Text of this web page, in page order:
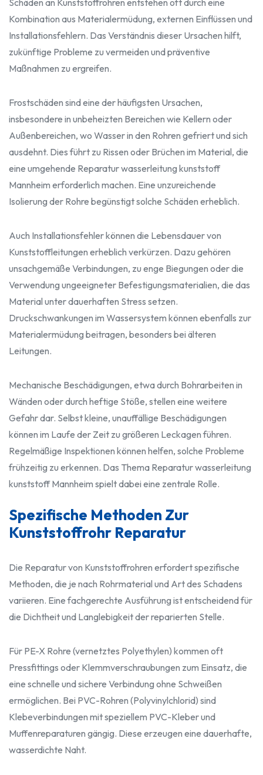
Schäden an Kunststoffrohren entstehen oft durch eine
Kombination aus Materialermüdung, externen Einflüssen und
Installationsfehlern. Das Verständnis dieser Ursachen hilft,
zukünftige Probleme zu vermeiden und präventive
Maßnahmen zu ergreifen.
Frostschäden sind eine der häufigsten Ursachen,
insbesondere in unbeheizten Bereichen wie Kellern oder
Außenbereichen, wo Wasser in den Rohren gefriert und sich
ausdehnt. Dies führt zu Rissen oder Brüchen im Material, die
eine umgehende Reparatur wasserleitung kunststoff
Mannheim erforderlich machen. Eine unzureichende
Isolierung der Rohre begünstigt solche Schäden erheblich.
Auch Installationsfehler können die Lebensdauer von
Kunststoffleitungen erheblich verkürzen. Dazu gehören
unsachgemäße Verbindungen, zu enge Biegungen oder die
Verwendung ungeeigneter Befestigungsmaterialien, die das
Material unter dauerhaften Stress setzen.
Druckschwankungen im Wassersystem können ebenfalls zur
Materialermüdung beitragen, besonders bei älteren
Leitungen.
Mechanische Beschädigungen, etwa durch Bohrarbeiten in
Wänden oder durch heftige Stöße, stellen eine weitere
Gefahr dar. Selbst kleine, unauffällige Beschädigungen
können im Laufe der Zeit zu größeren Leckagen führen.
Regelmäßige Inspektionen können helfen, solche Probleme
frühzeitig zu erkennen. Das Thema Reparatur wasserleitung
kunststoff Mannheim spielt dabei eine zentrale Rolle.
Spezifische Methoden Zur
Kunststoffrohr Reparatur
Die Reparatur von Kunststoffrohren erfordert spezifische
Methoden, die je nach Rohrmaterial und Art des Schadens
variieren. Eine fachgerechte Ausführung ist entscheidend für
die Dichtheit und Langlebigkeit der reparierten Stelle.
Für PE-X Rohre (vernetztes Polyethylen) kommen oft
Pressfittings oder Klemmverschraubungen zum Einsatz, die
eine schnelle und sichere Verbindung ohne Schweißen
ermöglichen. Bei PVC-Rohren (Polyvinylchlorid) sind
Klebeverbindungen mit speziellem PVC-Kleber und
Muffenreparaturen gängig. Diese erzeugen eine dauerhafte,
wasserdichte Naht.